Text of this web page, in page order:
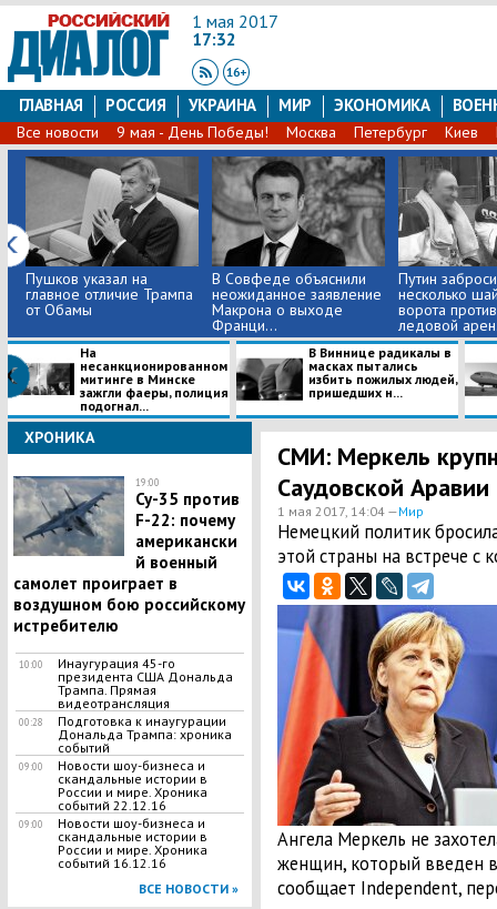
1 мая 2017
17:32
ГЛАВНАЯ РОССИЯ УКРАИНА МИР ЭКОНОМИКА
Все новости 9 мая - День Победы! Москва Петербург Киев
Пушков указал на
главное отличие Трампа
от Обамы
В Совфеде объяснили
неожиданное заявление
Макрона о выходе
Франци...
Путин
несколько
ворота
ледовой
На
несанкционированном
митинге в Минске
зажгли фаеры, полиция
подогнал...
В Виннице радикалы в
масках пытались
избить пожилых людей,
пришедших н...
ХРОНИКА
19:00
Су-35 против
F-22: почему
американски
й военный
самолет проиграет в
воздушном бою российскому
истребителю
10:00
Инаугурация 45-го
президента США Дональда
Трампа. Прямая
видеотрансляция
00:28
Подготовка к инаугурации
Дональда Трампа: хроника
событий
09:00
Новости шоу-бизнеса и
скандальные истории в
России и мире. Хроника
событий 22.12.16
09:00
Новости шоу-бизнеса и
скандальные истории в
России и мире. Хроника
событий 16.12.16
ВСЕ НОВОСТИ »
СМИ: Меркель
Саудовской Аравии
1 мая 2017, 14:04 —Мир
Немецкий политик
этой страны на встрече
Ангела Меркель не
женщин, который введен
сообщает Independent,